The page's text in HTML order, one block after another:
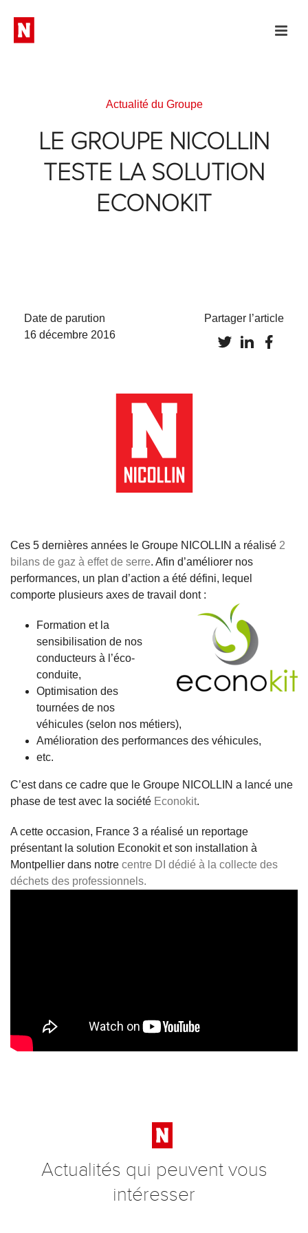
Actualité du Groupe
LE GROUPE NICOLLIN
TESTE LA SOLUTION
ECONOKIT
Date de parution
16 décembre 2016
Partager l’article
Ces 5 dernières années le Groupe NICOLLIN a réalisé 2
bilans de gaz à effet de serre. Afin d’améliorer nos
performances, un plan d’action a été défini, lequel
comporte plusieurs axes de travail dont :
Formation et la
sensibilisation de nos
conducteurs à l’éco-
conduite,
Optimisation des
tournées de nos
véhicules (selon nos métiers),
Amélioration des performances des véhicules,
etc.
C’est dans ce cadre que le Groupe NICOLLIN a lancé une
phase de test avec la société Econokit.
A cette occasion, France 3 a réalisé un reportage
présentant la solution Econokit et son installation à
Montpellier dans notre centre DI dédié à la collecte des
déchets des professionnels.
Actualités qui peuvent vous
intéresser